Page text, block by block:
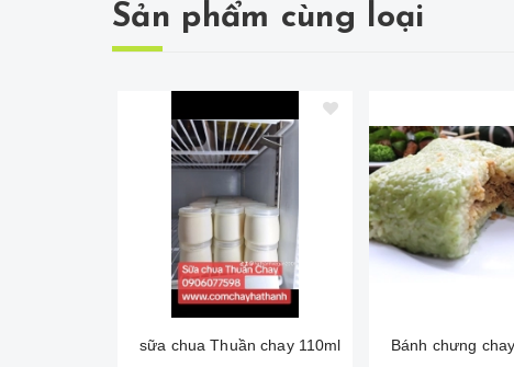
Sản phẩm cùng loại
sữa chua Thuần chay 110ml Bánh chưng